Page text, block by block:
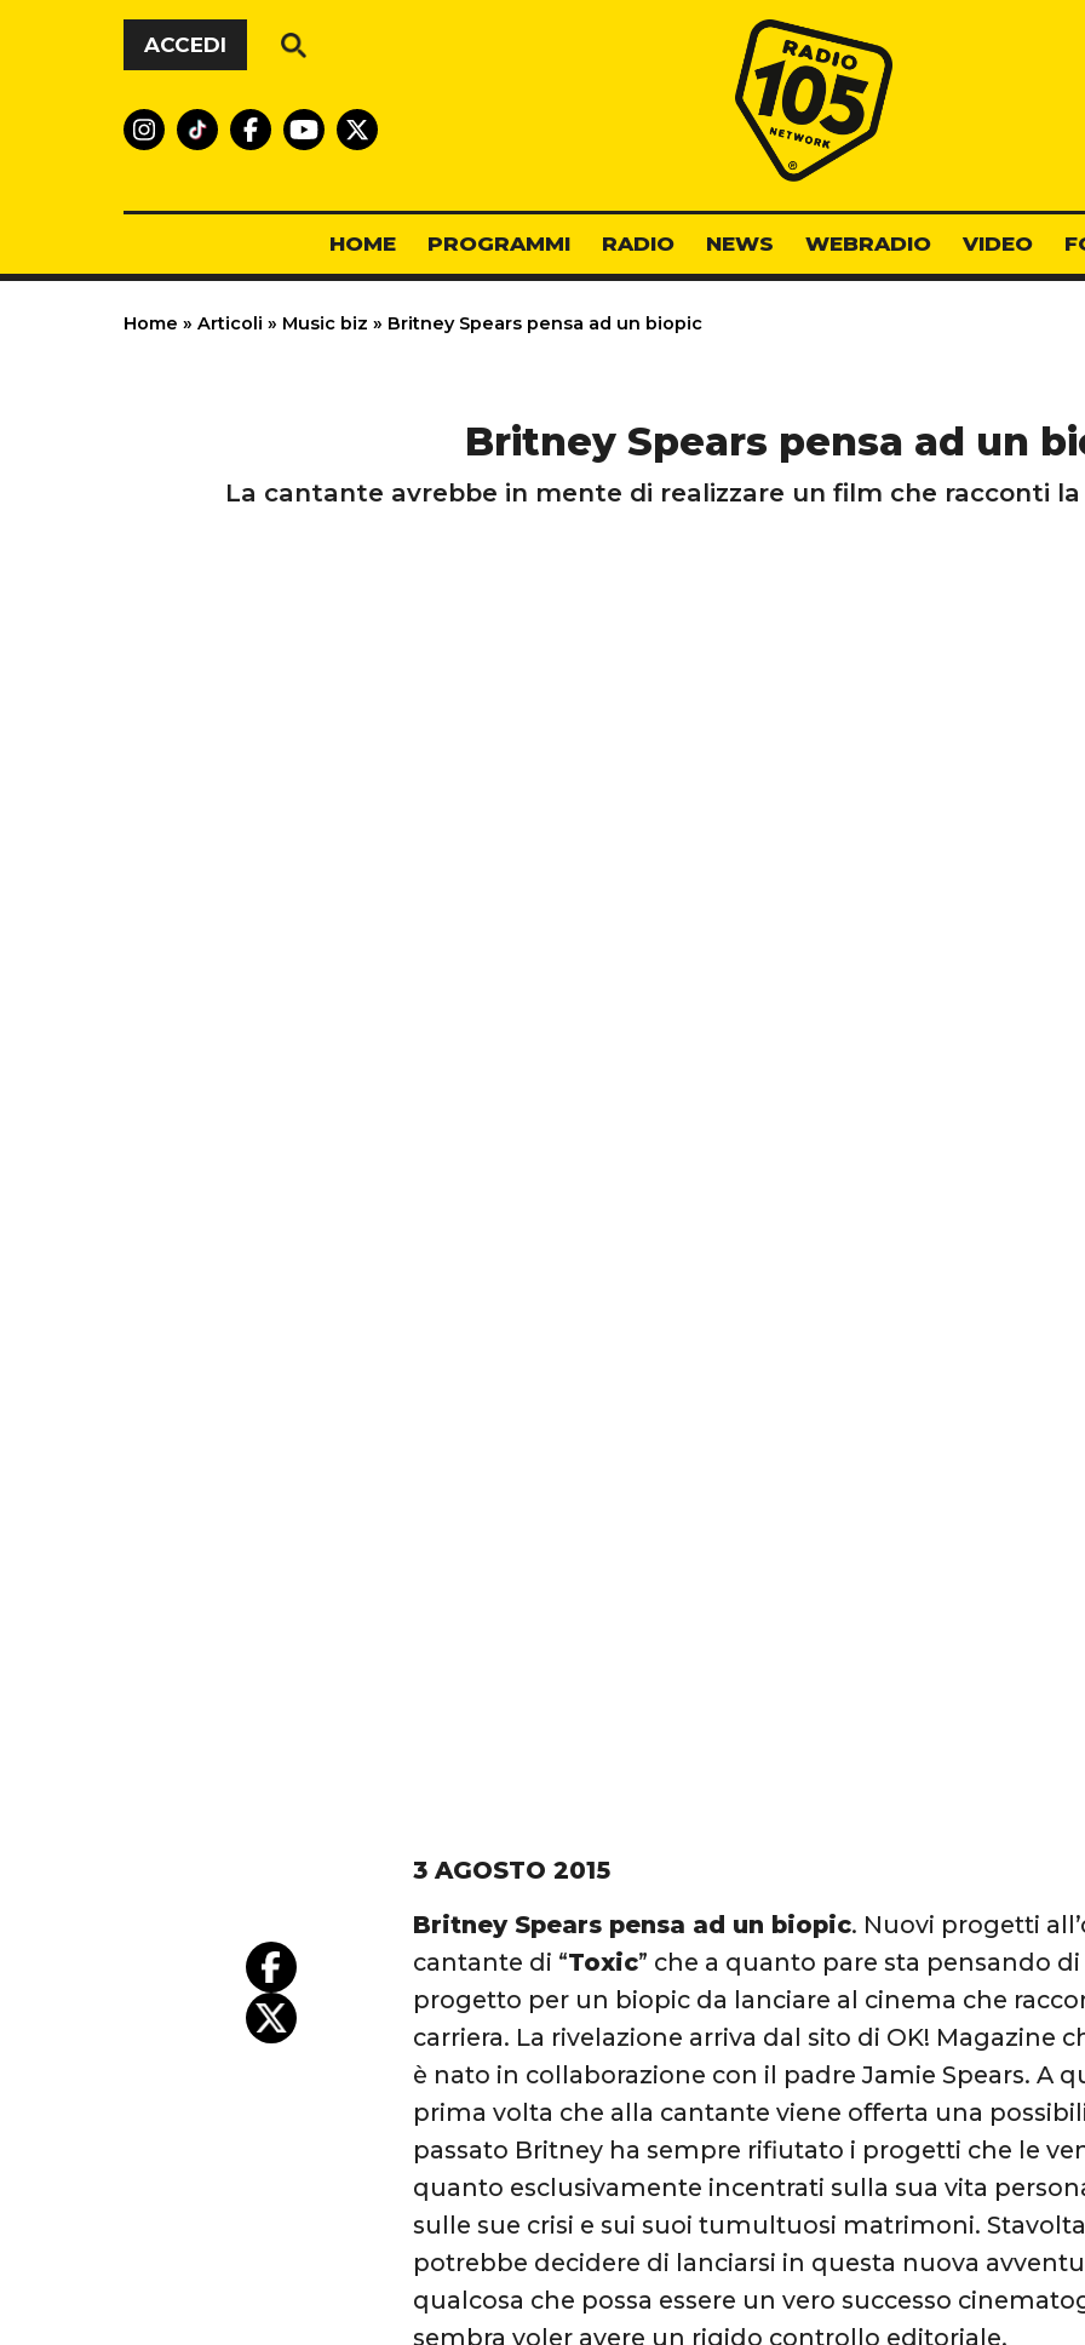
Vai al contenuto
ACCEDI
Radio 105
HOME PROGRAMMI RADIO NEWS WEBRADIO VIDEO
Home » Articoli » Music biz » Britney Spears pensa ad un biopic
Britney Spears pensa ad un
La cantante avrebbe in mente di realizzare un film che racconti
3 AGOSTO 2015
Britney Spears pensa ad un biopic. Nuovi progetti
cantante di “Toxic” che a quanto pare sta pensando
progetto per un biopic da lanciare al cinema che
carriera. La rivelazione arriva dal sito di OK! Magazine
è nato in collaborazione con il padre Jamie Spears. A
prima volta che alla cantante viene offerta una
passato Britney ha sempre rifiutato i progetti che le
quanto esclusivamente incentrati sulla sua vita
sulle sue crisi e sui suoi tumultuosi matrimoni.
potrebbe decidere di lanciarsi in questa nuova
qualcosa che possa essere un vero successo
sembra voler avere un rigido controllo editoriale.